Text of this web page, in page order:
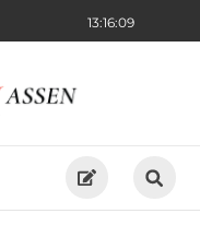
13:16:10